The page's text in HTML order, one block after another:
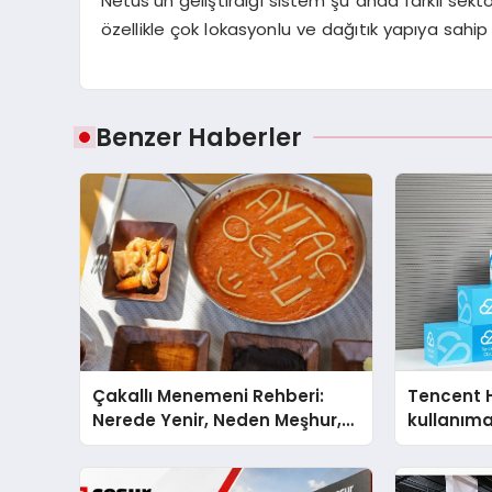
özellikle çok lokasyonlu ve dağıtık yapıya
Benzer Haberler
Çakallı Menemeni Rehberi:
Nerede Yenir, Neden Meşhur,
Nasıl Yapılır?
Tencent